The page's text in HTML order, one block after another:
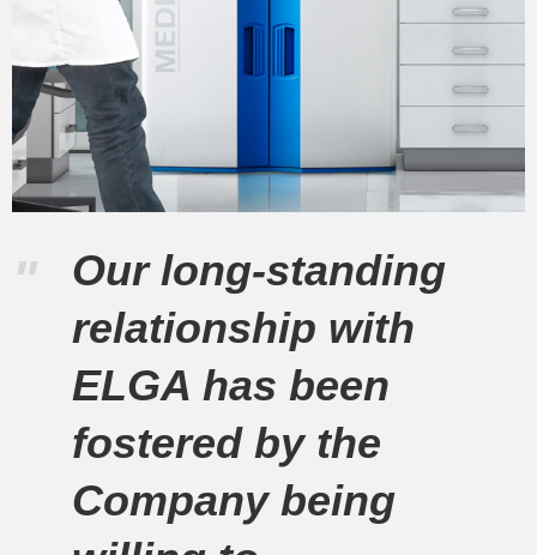
"
Our long-standing
relationship with
ELGA has been
fostered by the
Company being